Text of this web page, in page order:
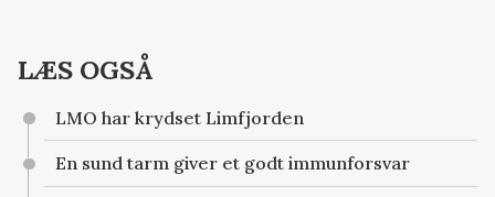
LÆS OGSÅ
LMO har krydset Limfjorden
En sund tarm giver et godt immunforsvar